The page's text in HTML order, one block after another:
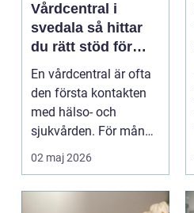
Vårdcentral i
svedala så hittar
du rätt stöd för
hela familjen
En vårdcentral är ofta
den första kontakten
med hälso- och
sjukvården. För många
i Svedala handlar v...
02 maj 2026